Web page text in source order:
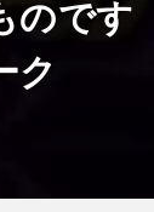
ので
ク